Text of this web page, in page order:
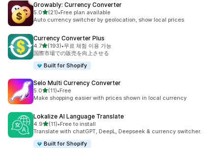
Growably: Currency Converter
5.0별 5개 중
(21)
총 리뷰 21개
•Free plan available
Auto currency switcher by geolocation, show local prices
Currency Converter Plus
4.7별 5개 중
(193)
총 리뷰 193개
•무료 체험 이용 가능
国際市場での販売を向上させる
Built for Shopify
Selo Multi Currency Converter
5.0별 5개 중
(11)
총 리뷰 11개
•Free
Make shopping easier with prices shown in local currency
Lokalize AI Language Translate
4.9별 5개 중
(11)
총 리뷰 11개
•Free to install
Translate with chatGPT, DeepL, Deepseek & currency switcher.
Built for Shopify